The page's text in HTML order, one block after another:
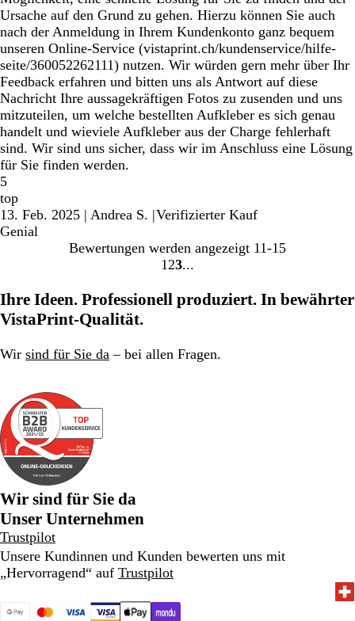
Ursache auf den Grund zu gehen. Hierzu können Sie auch
nach der Anmeldung in Ihrem Kundenkonto ganz bequem
unseren Online-Service (vistaprint.ch/kundenservice/hilfe-
seite/360052262111) nutzen. Wir würden gern mehr über Ihr
Feedback erfahren und bitten uns als Antwort auf diese
Nachricht Ihre aussagekräftigen Fotos zu zusenden und uns
mitzuteilen, um welche bestellten Aufkleber es sich genau
handelt und wieviele Aufkleber aus der Charge fehlerhaft
sind. Wir sind uns sicher, dass wir im Anschluss eine Lösung
für Sie finden werden.
5
top
13. Feb. 2025 | Andrea S. |Verifizierter Kauf
Genial
Bewertungen werden angezeigt 11-15
Gehe
Seite
1 Gehe
Seite
2 Gehe
Seite
3
Ihre Ideen. Professionell produziert. In bewährter
VistaPrint-Qualität.
Wir sind für Sie da – bei allen Fragen.
Wir sind für Sie da
Unser Unternehmen
Trustpilot
Unsere Kundinnen und Kunden bewerten uns mit
„Hervorragend“ auf Trustpilot